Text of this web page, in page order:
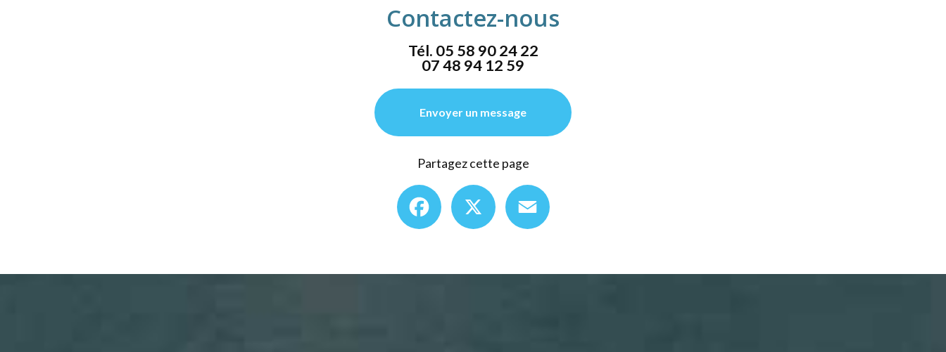
Contactez-nous
Tél. 05 58 90 24 22
07 48 94 12 59
Envoyer un message
Partagez cette page
Facebook